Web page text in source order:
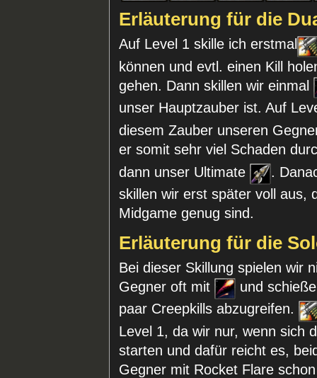
Erläuterung für die
Auf Level 1 skille ich erstmal
können und evtl. einen Kill
gehen. Dann skillen wir einmal
unser Hauptzauber ist. Auf
diesem Zauber unseren
er somit sehr viel Schaden
dann unser Ultimate
.
skillen wir erst später voll aus,
Midgame genug sind.
Erläuterung für die
Bei dieser Skillung spielen wir
Gegner oft mit
und
paar Creepkills abzugreifen.
Level 1, da wir nur, wenn sich
starten und dafür reicht es,
Gegner mit Rocket Flare